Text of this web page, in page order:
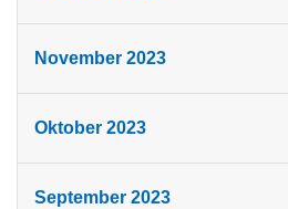
November 2023
Oktober 2023
September 2023